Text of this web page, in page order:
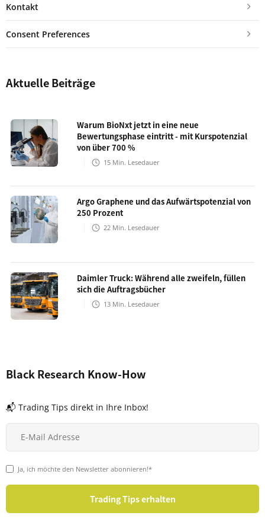
Kontakt
Consent Preferences
Aktuelle Beiträge
Warum BioNxt jetzt in eine neue
Bewertungsphase eintritt - mit Kurspotenzial
von über 700 %
15 Min. Lesedauer
Argo Graphene und das Aufwärtspotenzial von
250 Prozent
22 Min. Lesedauer
Daimler Truck: Während alle zweifeln, füllen
sich die Auftragsbücher
13 Min. Lesedauer
Black Research Know-How
📬 Trading Tips direkt in Ihre Inbox!
Ja, ich möchte den Newsletter abonnieren!*